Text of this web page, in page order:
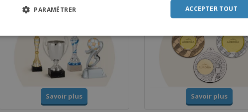
Savoir plus Savoir plus
ACCEPTER TOUT
PARAMÉTRER